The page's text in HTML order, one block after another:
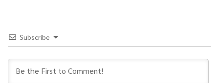
Subscribe